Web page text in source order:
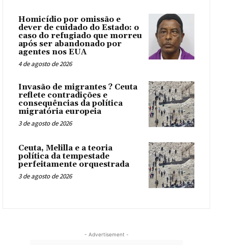
Homicídio por omissão e
dever de cuidado do Estado: o
caso do refugiado que morreu
após ser abandonado por
agentes nos EUA
4 de agosto de 2026
Invasão de migrantes ? Ceuta
reflete contradições e
consequências da política
migratória europeia
3 de agosto de 2026
Ceuta, Melilla e a teoria
política da tempestade
perfeitamente orquestrada
3 de agosto de 2026
- Advertisement -